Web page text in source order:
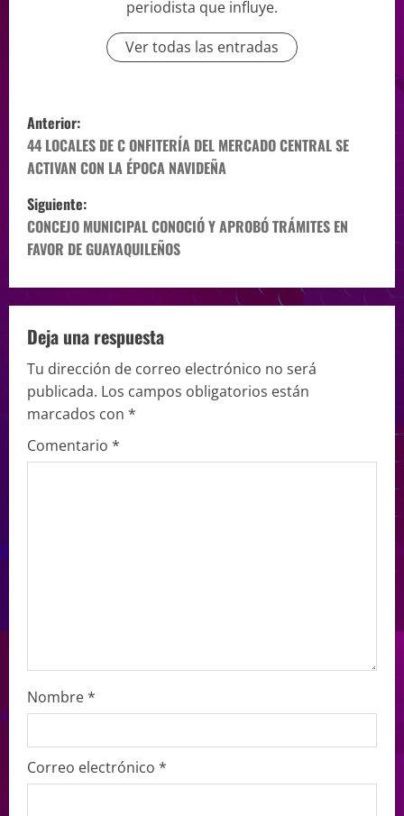
periodista que influye.
Ver todas las entradas
Anterior:
44 LOCALES DE C ONFITERÍA DEL MERCADO CENTRAL SE
ACTIVAN CON LA ÉPOCA NAVIDEÑA
Siguiente:
CONCEJO MUNICIPAL CONOCIÓ Y APROBÓ TRÁMITES EN
FAVOR DE GUAYAQUILEÑOS
Deja una respuesta
Tu dirección de correo electrónico no será
publicada. Los campos obligatorios están
marcados con *
Comentario *
Nombre*
Correo electrónico *